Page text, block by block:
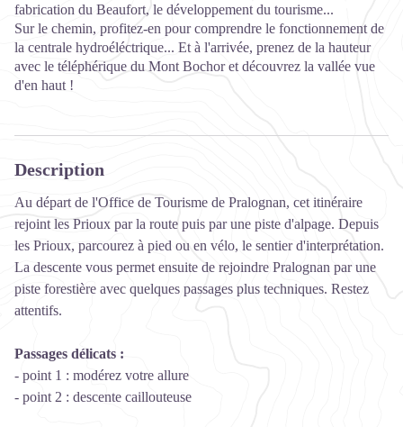
fabrication du Beaufort, le développement du tourisme...
Sur le chemin, profitez-en pour comprendre le fonctionnement de
la centrale hydroéléctrique... Et à l'arrivée, prenez de la hauteur
avec le téléphérique du Mont Bochor et découvrez la vallée vue
d'en haut !
Description
Au départ de l'Office de Tourisme de Pralognan, cet itinéraire
rejoint les Prioux par la route puis par une piste d'alpage. Depuis
les Prioux, parcourez à pied ou en vélo, le sentier d'interprétation.
La descente vous permet ensuite de rejoindre Pralognan par une
piste forestière avec quelques passages plus techniques. Restez
attentifs.
Passages délicats :
- point 1 : modérez votre allure
- point 2 : descente caillouteuse